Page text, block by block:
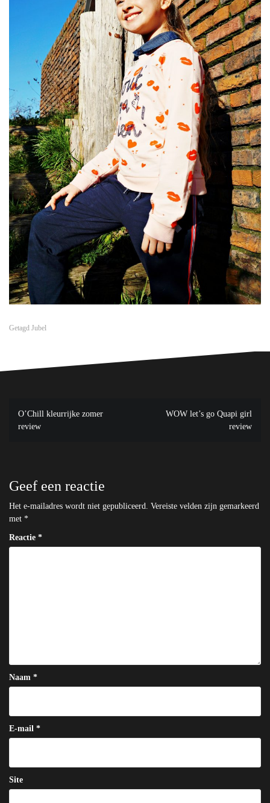
Getagd Jubel
Bericht
navigatie
O’Chill kleurrijke zomer
review
WOW let’s go Quapi girl
review
Geef een reactie
Het e-mailadres wordt niet gepubliceerd. Vereiste velden zijn gemarkeerd
met *
Reactie *
Naam *
E-mail *
Site